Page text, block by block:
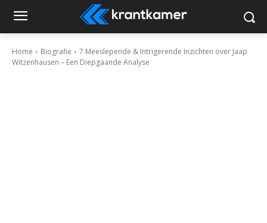
Home Biografie
7 Meeslepende & Intrigerende Inzichten over Jaap
Witzenhausen – Een Diepgaande Analyse